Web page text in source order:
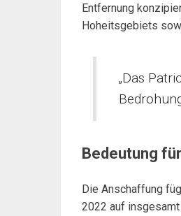
Entfernung
Hoheitsgebiets
„Das
Bedeutung
Die Anschaffung
2022 auf insgesamt